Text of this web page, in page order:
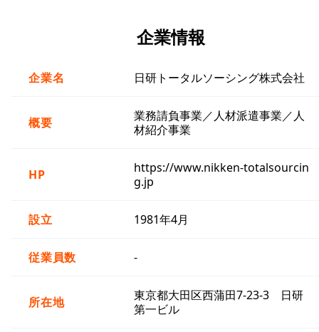
企業情報
企業名 日研トータルソーシング株式会社
概要
業務請負事業／人材派遣事業／人
材紹介事業
HP
https://www.nikken-totalsourcin
g.jp
設立 1981年4月
従業員数 -
所在地
東京都大田区西蒲田7-23-3 日研
第一ビル